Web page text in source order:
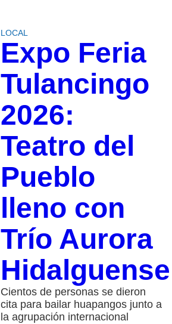
LOCAL
Expo Feria
Tulancingo
2026:
Teatro del
Pueblo
lleno con
Trío Aurora
Hidalguense
Cientos de personas se dieron
cita para bailar huapangos junto a
la agrupación internacional